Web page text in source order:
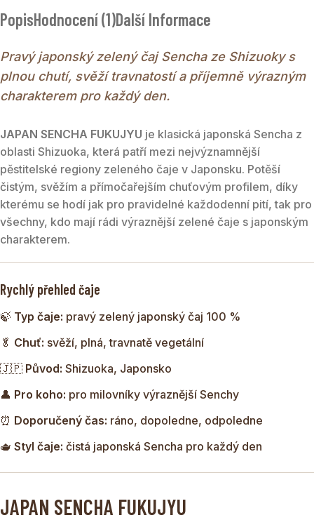
JAPAN SENCHA FUKUJYU je pravý zelený japonský čaj
Fujiyama. Nálev má světle olivově zelenou barvu, působí
čistě a svěže a v chuti nabízí plnější, výraznější projev s
vegetálními tóny a lehkou svíravostí v dochuti. Skvělá volba
hledají kvalitní Senchu za příznivou cenu.
PopisHodnocení (1)Další Informace
Pravý japonský zelený čaj Sencha ze Shizuoky s
plnou chutí, svěží travnatostí a příjemně výrazným
charakterem pro každý den.
JAPAN SENCHA FUKUJYU je klasická japonská Sencha z
oblasti Shizuoka, která patří mezi nejvýznamnější
pěstitelské regiony zeleného čaje v Japonsku. Potěší
čistým, svěžím a přímočařejším chuťovým profilem, díky
kterému se hodí jak pro pravidelné každodenní pití, tak pro
všechny, kdo mají rádi výraznější zelené čaje s japonským
charakterem.
Rychlý přehled čaje
🍃 Typ čaje: pravý zelený japonský čaj 100 %
🥬 Chuť: svěží, plná, travnatě vegetální
🇯🇵 Původ: Shizuoka, Japonsko
👤 Pro koho: pro milovníky výraznější Senchy
⏰ Doporučený čas: ráno, dopoledne, odpoledne
🫖 Styl čaje: čistá japonská Sencha pro každý den
JAPAN SENCHA FUKUJYU